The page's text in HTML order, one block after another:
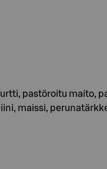
pastöroitu maito,
maissi,